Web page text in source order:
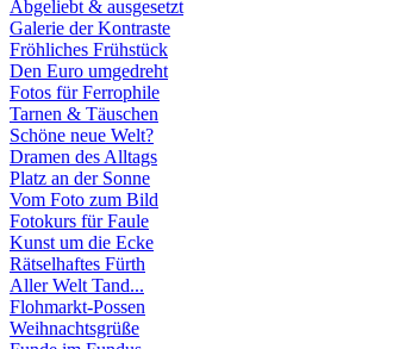
Abgeliebt & ausgesetzt
Galerie der Kontraste
Fröhliches Frühstück
Den Euro umgedreht
Fotos für Ferrophile
Tarnen & Täuschen
Schöne neue Welt?
Dramen des Alltags
Platz an der Sonne
Vom Foto zum Bild
Fotokurs für Faule
Kunst um die Ecke
Rätselhaftes Fürth
Aller Welt Tand...
Flohmarkt-Possen
Weihnachtsgrüße